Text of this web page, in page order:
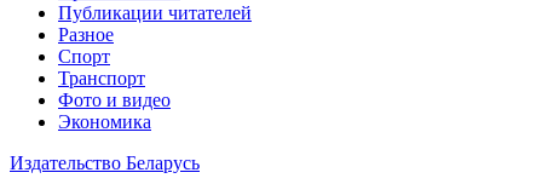
Публикации читателей
Разное
Спорт
Транспорт
Фото и видео
Экономика
Издательство Беларусь